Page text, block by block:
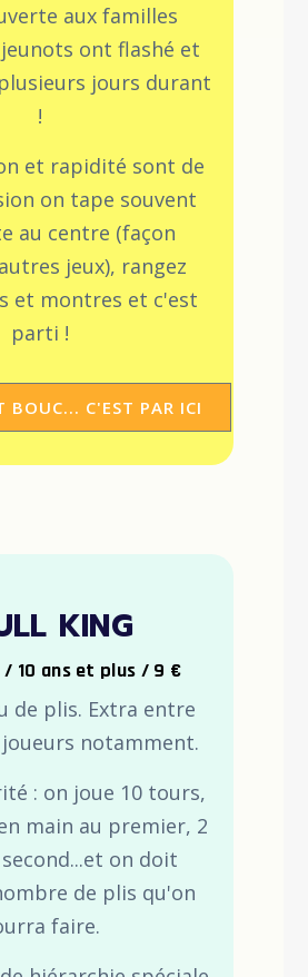
aux familles
ont flashé et
jours durant
!
et rapidité sont de
on tape souvent
au centre (façon
jeux), rangez
et montres et c'est
parti !
BOUC... C'EST PAR ICI
KING
/ 10 ans et plus / 9 €
de plis. Extra entre
notamment.
: on joue 10 tours,
main au premier, 2
on doit
de plis qu'on
faire.